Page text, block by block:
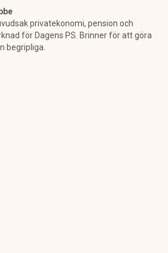
privatekonomi, pension och
för Dagens PS. Brinner för att göra
begripliga.